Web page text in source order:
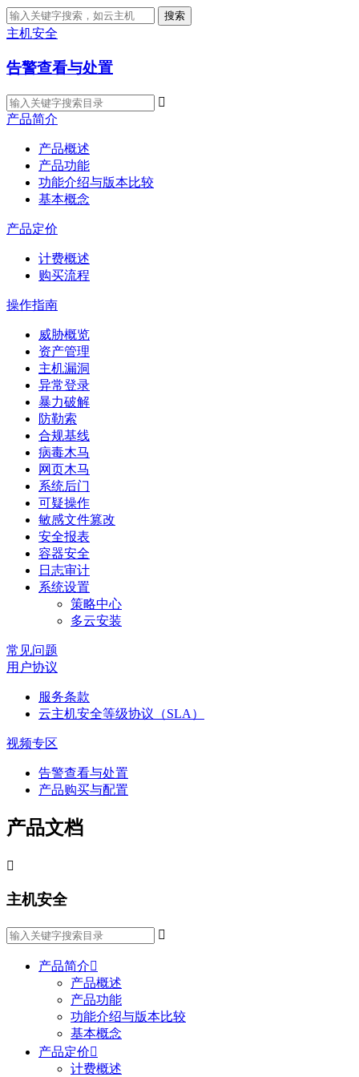
搜索
主机安全
告警查看与处置

产品简介
产品概述
产品功能
功能介绍与版本比较
基本概念
产品定价
计费概述
购买流程
操作指南
威胁概览
资产管理
主机漏洞
异常登录
暴力破解
防勒索
合规基线
病毒木马
网页木马
系统后门
可疑操作
敏感文件篡改
安全报表
容器安全
日志审计
系统设置
策略中心
多云安装
常见问题
用户协议
服务条款
云主机安全等级协议（SLA）
视频专区
告警查看与处置
产品购买与配置
产品文档

主机安全

产品简介
产品概述
产品功能
功能介绍与版本比较
基本概念
产品定价
计费概述